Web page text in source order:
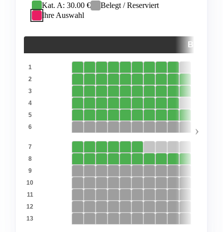
Kat. A: 30.00 €
Belegt / Reserviert
Ihre Auswahl
BÜHNE
1
2
3
4
5
6
7
8
9
10
11
12
13
›